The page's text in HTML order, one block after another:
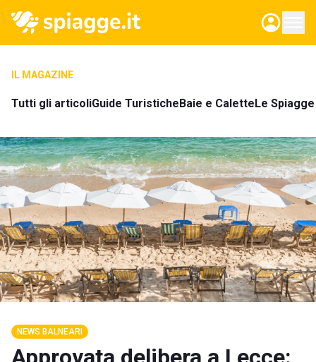
IL MAGAZINE
Tutti gli articoliGuide TuristicheBaie e CaletteLe
NEWS BALNEARI